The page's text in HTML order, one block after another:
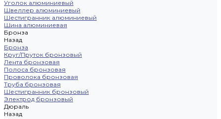
Уголок алюминиевый
Швеллер алюминиевый
Шестигранник алюминиевый
Шина алюминиевая
Бронза
Назад
Бронза
Круг/Пруток бронзовый
Лента бронзовая
Полоса бронзовая
Проволока бронзовая
Труба бронзовая
Шестигранник бронзовый
Электрод бронзовый
Дюраль
Назад